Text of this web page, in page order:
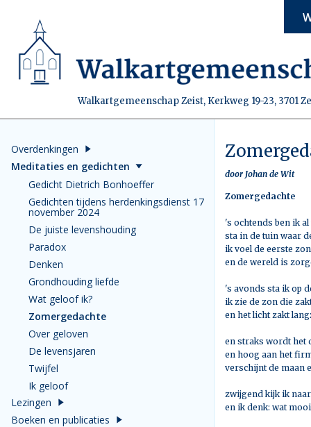
Walkartgemeenschap Zeist, Kerkweg 19-23, 3701
Overdenkingen
Meditaties en gedichten
Gedicht Dietrich Bonhoeffer
Gedichten tijdens herdenkingsdienst 17
november 2024
De juiste levenshouding
Paradox
Denken
Grondhouding liefde
Wat geloof ik?
Zomergedachte
Over geloven
De levensjaren
Twijfel
Ik geloof
Lezingen
Boeken en publicaties
door Johan de Wit
Zomergedachte
's ochtends ben ik
sta in de tuin waar
ik voel de eerste
en de wereld is
's avonds sta ik op
ik zie de zon die
en het licht zakt
en straks wordt het
en hoog aan het
verschijnt de maan
zwijgend kijk ik
en ik denk: wat